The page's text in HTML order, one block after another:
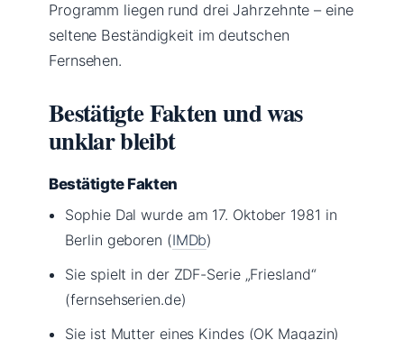
Programm liegen rund drei Jahrzehnte – eine
seltene Beständigkeit im deutschen
Fernsehen.
Bestätigte Fakten und was
unklar bleibt
Bestätigte Fakten
Sophie Dal wurde am 17. Oktober 1981 in
Berlin geboren (IMDb)
Sie spielt in der ZDF-Serie „Friesland“
(fernsehserien.de)
Sie ist Mutter eines Kindes (OK Magazin)